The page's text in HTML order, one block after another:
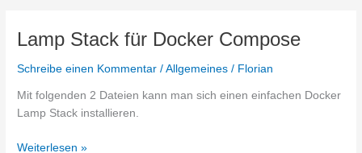
Workern
hinter
Proxy-
Manager
Lamp Stack für Docker Compose
Schreibe einen Kommentar /Allgemeines / Florian
Mit folgenden 2 Dateien kann man sich einen einfachen Docker
Lamp Stack installieren.
Lamp
Weiterlesen »